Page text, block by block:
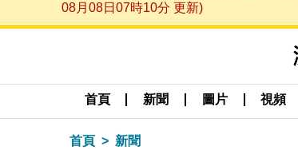
08月08日07時10分 更新)
首頁 新聞 圖片 視頻
首頁 新聞